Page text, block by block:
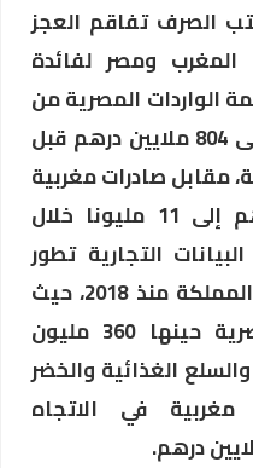
الصرف تفاقم العجز
المغرب ومصر لفائدة
الواردات المصرية من
475 مليون درهم في 2023 إلى 804 ملايين درهم قبل
مقابل صادرات مغربية
تراجعت من 17 مليون درهم إلى 11 مليونا خلال
التجارية تطور
وتيرة التصدير من مصر نحو المملكة منذ 2018، حيث
بلغت قيمة الصادرات المصرية حينها 360 مليون
الغذائية والخضر
مغربية في الاتجاه